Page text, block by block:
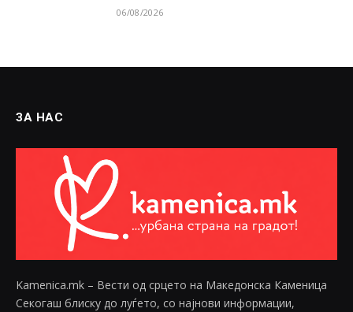
06/08/2026
ЗА НАС
Kamenica.mk – Вести од срцето на Македонска Каменица
Секогаш блиску до луѓето, со најнови информации,